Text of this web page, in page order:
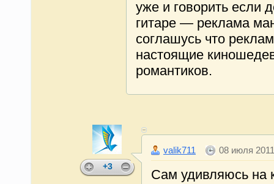
уже и говорить если
гитаре — реклама
соглашусь что
настоящие
романтиков.
+3
valik711 08 июля
Сам удивляюсь на